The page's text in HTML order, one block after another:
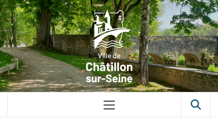
Skip
to
content
VILLE
SUR-SEINE
UNE VILLE DANS UN PARC
Primary